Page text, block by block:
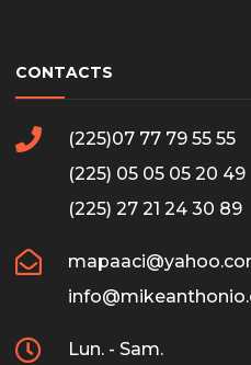
CONTACTS
(225)07 77 79 55 55
(225) 05 05 05 20 49
(225) 27 21 24 30 89
Lun. - Sam.